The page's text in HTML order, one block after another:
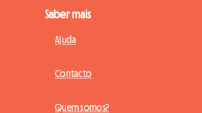
Saber mais
Ajuda
Contacto
Quem somos?